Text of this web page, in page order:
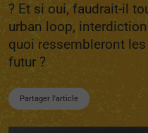
? Et si oui, faudrait-il
urban loop,
quoi ressembleront
futur ?
Partager l'article